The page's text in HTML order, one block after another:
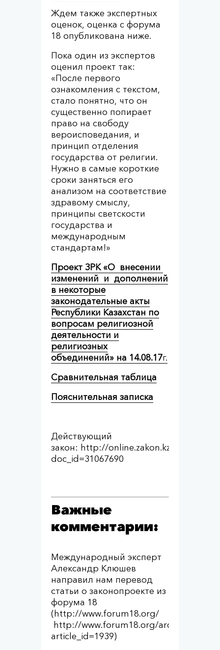
Ждем также экспертных
оценок, оценка с форума
18 опубликована ниже.
Пока один из экспертов
оценил проект так:
«После первого
ознакомления с текстом,
стало понятно, что он
существенно попирает
право на свободу
вероисповедания, и
принцип отделения
государства от религии.
Нужно в самые короткие
сроки заняться его
анализом на соответствие
здравому смыслу,
принципы светскости
государства и
международным
стандартам!»
Проект ЗРК «О внесении
изменений и дополнений
в некоторые
законодательные акты
Республики Казахстан по
вопросам религиозной
деятельности и
религиозных
объединений» на 14.08.17г.
Сравнительная таблица
Пояснительная записка
Действующий
закон: http://online.zakon.kz/
doc_id=31067690
Важные
комментарии:
Международный эксперт
Александр Клюшев
направил нам перевод
статьи о законопроекте из
форума 18
(http://www.forum18.org/
http://www.forum18.org/archive.php?
article_id=1939)